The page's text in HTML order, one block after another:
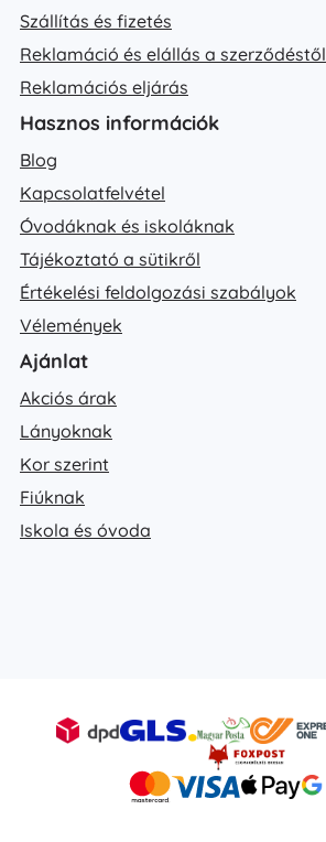
Szállítás és fizetés
Reklamáció és elállás a szerződéstől
Reklamációs eljárás
Hasznos információk
Blog
Kapcsolatfelvétel
Óvodáknak és iskoláknak
Tájékoztató a sütikről
Értékelési feldolgozási szabályok
Vélemények
Ajánlat
Akciós árak
Lányoknak
Kor szerint
Fiúknak
Iskola és óvoda